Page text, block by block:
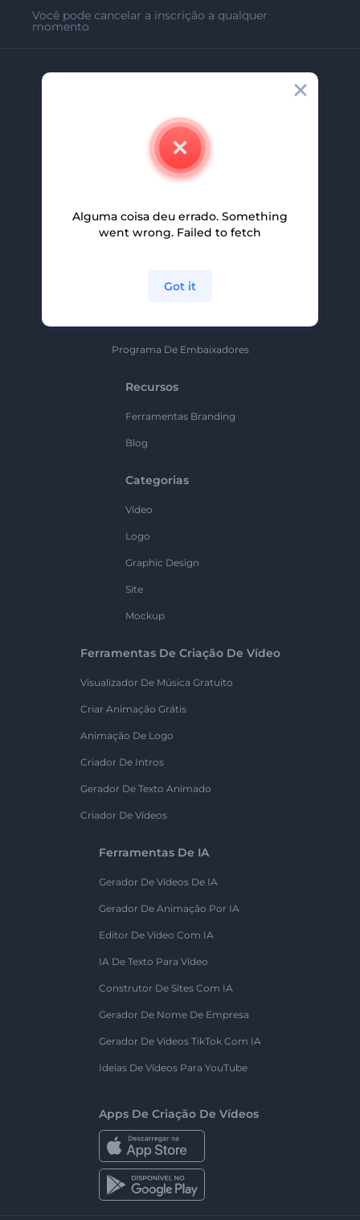
Você pode cancelar a inscrição a qualquer
momento
Contate-Nos
Carreiras
Programa De Afiliados
Programa De Embaixadores
Recursos
Ferramentas Branding
Blog
Categorias
Vídeo
Logo
Graphic Design
Site
Mockup
Ferramentas De Criação De Vídeo
Visualizador De Música Gratuito
Criar Animação Grátis
Animação De Logo
Criador De Intros
Gerador De Texto Animado
Criador De Vídeos
Ferramentas De IA
Gerador De Vídeos De IA
Gerador De Animação Por IA
Editor De Vídeo Com IA
IA De Texto Para Vídeo
Construtor De Sites Com IA
Gerador De Nome De Empresa
Gerador De Vídeos TikTok Com IA
Ideias De Vídeos Para YouTube
Apps De Criação De Vídeos
Alguma coisa deu errado. Something
went wrong. Failed to fetch
Got it